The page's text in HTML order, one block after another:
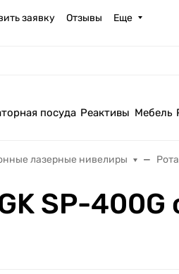
заявку Отзывы Еще
посуда Реактивы Мебель
лазерные нивелиры
SP-400G